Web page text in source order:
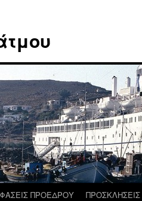
ΠΡΟΕΔΡΟΥ ΠΡΟΣΚΛΗΣΕΙΣ